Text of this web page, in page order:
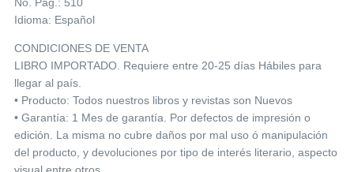
Idioma: Español
CONDICIONES DE VENTA
LIBRO IMPORTADO. Requiere entre 20-25 días Hábiles para
llegar al país.
• Producto: Todos nuestros libros y revistas son Nuevos
• Garantía: 1 Mes de garantía. Por defectos de impresión o
edición. La misma no cubre daños por mal uso ó manipulación
del producto, y devoluciones por tipo de interés literario, aspecto